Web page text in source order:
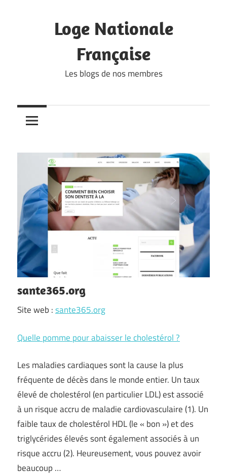
Loge Nationale
Française
Les blogs de nos membres
sante365.org
Site web :sante365.org
Quelle pomme pour abaisser le cholestérol ?
Les maladies cardiaques sont la cause la plus
fréquente de décès dans le monde entier. Un taux
élevé de cholestérol (en particulier LDL) est associé
à un risque accru de maladie cardiovasculaire (1). Un
faible taux de cholestérol HDL (le « bon ») et des
triglycérides élevés sont également associés à un
risque accru (2). Heureusement, vous pouvez avoir
beaucoup …